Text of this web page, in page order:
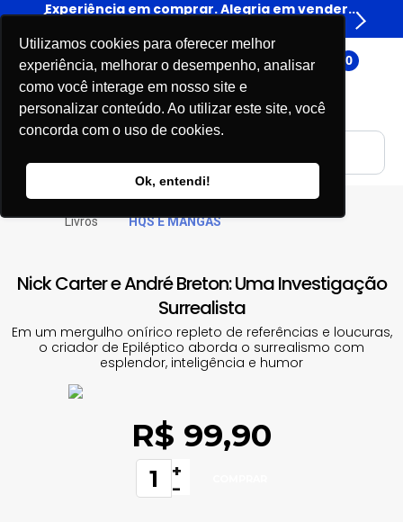
Utilizamos cookies para oferecer melhor
experiência, melhorar o desempenho, analisar
como você interage em nosso site e
personalizar conteúdo. Ao utilizar este site, você
concorda com o uso de cookies.
Ok, entendi!
Experiência em comprar. Alegria em vender...
0
Livros HQS E MANGÁS
Nick Carter e André Breton: Uma Investigação
Surrealista
Em um mergulho onírico repleto de referências e loucuras,
o criador de Epiléptico aborda o surrealismo com
esplendor, inteligência e humor
R$ 99,90
+
-